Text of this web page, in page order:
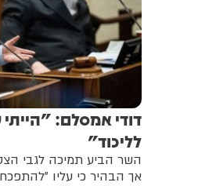
דודי אמסלם:
לליכוד"
השר הביע תמיכה לגבי
אך הבהיר כי עליו